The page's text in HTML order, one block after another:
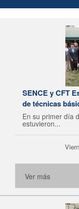
SENCE y CFT
de técnicas
En su primer día
estuvieron...
Ver más